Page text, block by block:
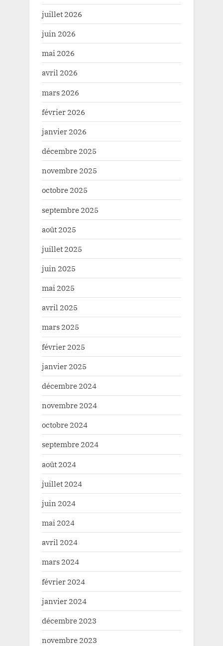
juillet 2026
juin 2026
mai 2026
avril 2026
mars 2026
février 2026
janvier 2026
décembre 2025
novembre 2025
octobre 2025
septembre 2025
août 2025
juillet 2025
juin 2025
mai 2025
avril 2025
mars 2025
février 2025
janvier 2025
décembre 2024
novembre 2024
octobre 2024
septembre 2024
août 2024
juillet 2024
juin 2024
mai 2024
avril 2024
mars 2024
février 2024
janvier 2024
décembre 2023
novembre 2023